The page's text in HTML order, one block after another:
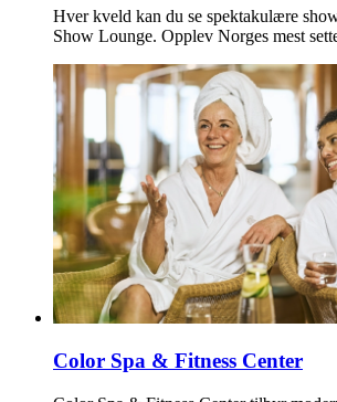
Hver kveld kan du se spektakulære
Show Lounge. Opplev Norges mest
Color Spa & Fitness Center